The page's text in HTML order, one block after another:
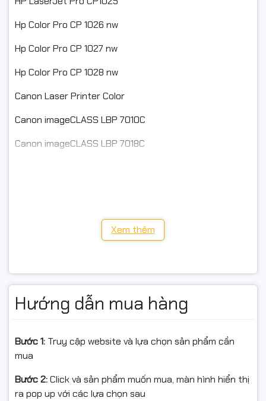
Hp Color Pro CP 1026 nw
Hp Color Pro CP 1027 nw
Hp Color Pro CP 1028 nw
Canon Laser Printer Color
Canon imageCLASS LBP 7010C
Canon imageCLASS LBP 7018C
Tất cả các sản phẩm của công ty Ngọc Thọ đều có
nguồn gốc xuất xứ rõ ràng.
- Khi quý khách thấy sản phẩm bị hư hỏng do va đập
hoặc do vận chuyển ( Quý khách quay lại video giúp
- Khi nhận hàng quý khách thấy sản phẩm không dùng
Xem thêm
Hướng dẫn mua hàng
Bước 1: Truy cập website và lựa chọn sản phẩm cần
mua
Bước 2:Click và sản phẩm muốn mua, màn hình hiển thị
ra pop up với các lựa chọn sau